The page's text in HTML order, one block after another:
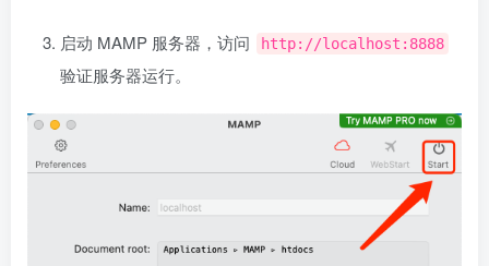
启动 MAMP 服务器，访问 http://localhost:8888
验证服务器运行。